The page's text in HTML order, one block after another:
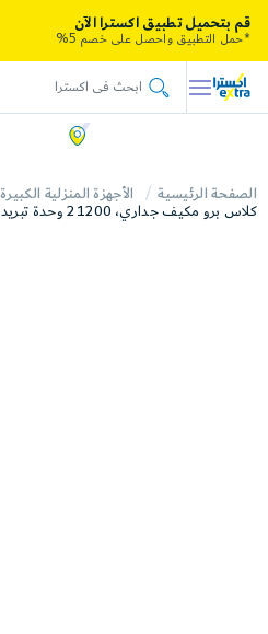
الصفحة الرئيسية الأجهزة المنزلية الكبيرة
كلاس برو مكيف جداري، 21200 وحدة تبريد، إنفيرتر، واي فاي، حار بارد
قم بتحميل تطبيق اكسترا الآن
*حمل التطبيق واحصل على خصم 5%